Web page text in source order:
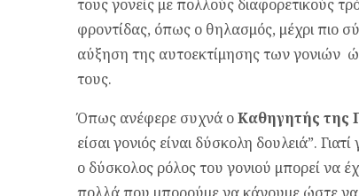
τους γονείς με πολλούς διαφορετικούς
φροντίδας, όπως ο θηλασμός, μέχρι πιο
αύξηση της αυτοεκτίμησης των γονιών
τους.
Όπως ανέφερε συχνά οΚαθηγητής της
είσαι γονιός είναι δύσκολη δουλειά”.
ο δύσκολος ρόλος του γονιού μπορεί να